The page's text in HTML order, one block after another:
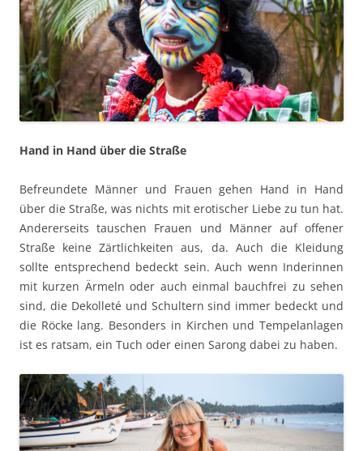
Hand in Hand über die Straße
Befreundete Männer und Frauen gehen Hand in Hand
über die Straße, was nichts mit erotischer Liebe zu tun hat.
Andererseits tauschen Frauen und Männer auf offener
Straße keine Zärtlichkeiten aus, da. Auch die Kleidung
sollte entsprechend bedeckt sein. Auch wenn Inderinnen
mit kurzen Ärmeln oder auch einmal bauchfrei zu sehen
sind, die Dekolleté und Schultern sind immer bedeckt und
die Röcke lang. Besonders in Kirchen und Tempelanlagen
ist es ratsam, ein Tuch oder einen Sarong dabei zu haben.